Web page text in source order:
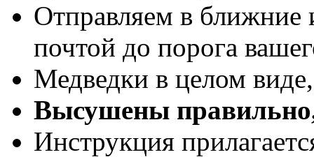
Отправляем в ближние
почтой до порога
Медведки в целом
Высушены
Инструкция